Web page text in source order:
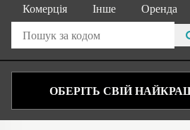
Комерція
Інше Оренда
ОБЕРІТЬ СВІЙ